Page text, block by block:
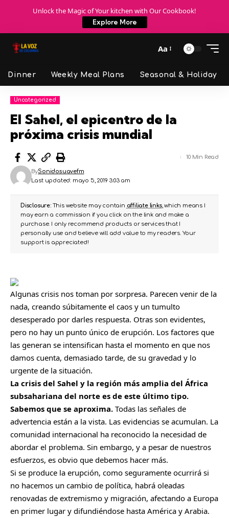
Unlock the Magic of Your kitchen with Our Cookbook!
Explore More
Aa
Dinner Weekly Meal Plans Seasonal & Holiday
Uncategorized
El Sahel, el epicentro de la
próxima crisis mundial
Last updated: mayo 5, 2019 3:03 am
BySonidosuavefm
10 Min Read
Disclosure:This website may contain affiliate links, which means I
may earn a commission if you click on the link and make a
purchase. I only recommend products or services that I
personally use and believe will add value to my readers. Your
support is appreciated!
Algunas crisis nos toman por sorpresa. Parecen venir de la
nada, creando súbitamente el caos y un tumulto
desesperado por darles respuesta. Otras son evidentes,
pero no hay un punto único de erupción. Los factores que
las generan se intensifican hasta el momento en que nos
damos cuenta, demasiado tarde, de su gravedad y lo
urgente de la situación.
La crisis del Sahel y la región más amplia del África
subsahariana del norte es de este último tipo.
Sabemos que se aproxima. Todas las señales de
advertencia están a la vista. Las evidencias se acumulan. La
comunidad internacional ha reconocido la necesidad de
abordar el problema. Sin embargo, y a pesar de nuestros
esfuerzos, es obvio que debemos hacer más.
Si se produce la erupción, como seguramente ocurrirá si
no hacemos un cambio de política, habrá oleadas
renovadas de extremismo y migración, afectando a Europa
en primer lugar y difundiéndose hasta América y Arabia.